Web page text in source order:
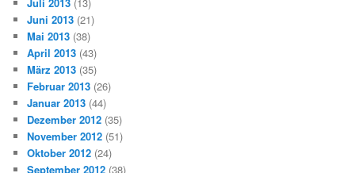
Juni 2013 (21)
Mai 2013 (38)
April 2013 (43)
März 2013 (35)
Februar 2013 (26)
Januar 2013 (44)
Dezember 2012 (35)
November 2012 (51)
Oktober 2012 (24)
September 2012 (38)